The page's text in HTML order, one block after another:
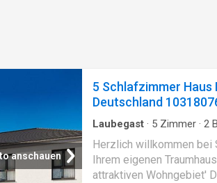
anschauen
5 Schlafzimmer Haus
Deutschland
Laubegast · 5 Zimmer · 2
Herzlich willkommen bei
Ihrem eigenen
attraktiven Wohngebiet'